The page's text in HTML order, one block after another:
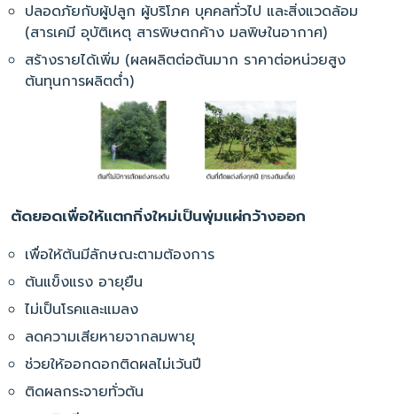
ปลอดภัยกับผู้ปลูก ผู้บริโภค บุคคลทั่วไป และสิ่งแวดล้อม
(สารเคมี อุบัติเหตุ สารพิษตกค้าง มลพิษในอากาศ)
สร้างรายได้เพิ่ม (ผลผลิตต่อต้นมาก ราคาต่อหน่วยสูง
ต้นทุนการผลิตต่ำ)
ตัดยอดเพื่อให้แตกกิ่งใหม่เป็นพุ่มแผ่กว้างออก
เพื่อให้ต้นมีลักษณะตามต้องการ
ต้นแข็งแรง อายุยืน
ไม่เป็นโรคและแมลง
ลดความเสียหายจากลมพายุ
ช่วยให้ออกดอกติดผลไม่เว้นปี
ติดผลกระจายทั่วต้น